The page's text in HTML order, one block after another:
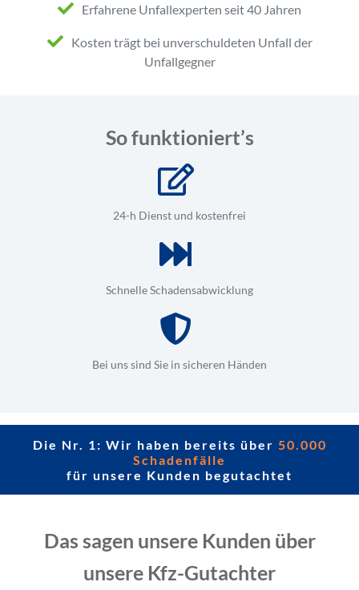
Erfahrene Unfallexperten seit 40 Jahren
Kosten trägt bei unverschuldeten Unfall der
Unfallgegner
So funktioniert’s
24-h Dienst und kostenfrei
Schnelle Schadensabwicklung
Bei uns sind Sie in sicheren Händen
Die Nr. 1: Wir haben bereits über 50.000
Schadenfälle
für unsere Kunden begutachtet
Das sagen unsere Kunden über
unsere Kfz-Gutachter